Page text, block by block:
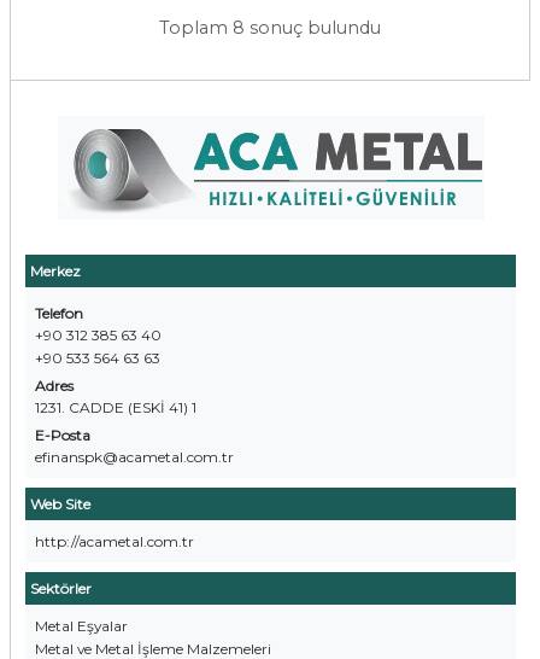
Merkez
Telefon
+90 312 385 63 40
+90 533 564 63 63
Adres
1231. CADDE (ESKİ 41) 1
E-Posta
efinanspk@acametal.com.tr
Web Site
http://acametal.com.tr
Sektörler
Metal Eşyalar
Metal ve Metal İşleme Malzemeleri
Toplam 8 sonuç bulundu